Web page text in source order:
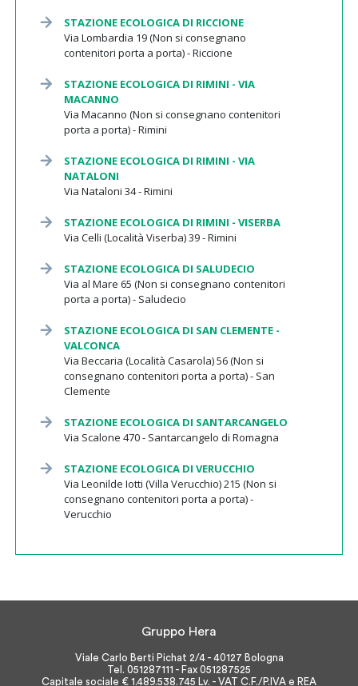
STAZIONE ECOLOGICA DI RICCIONE
Via Lombardia 19 (Non si consegnano
contenitori porta a porta) - Riccione
STAZIONE ECOLOGICA DI RIMINI - VIA
MACANNO
Via Macanno (Non si consegnano contenitori
porta a porta) - Rimini
STAZIONE ECOLOGICA DI RIMINI - VIA
NATALONI
Via Nataloni 34 - Rimini
STAZIONE ECOLOGICA DI RIMINI - VISERBA
Via Celli (Località Viserba) 39 - Rimini
STAZIONE ECOLOGICA DI SALUDECIO
Via al Mare 65 (Non si consegnano contenitori
porta a porta) - Saludecio
STAZIONE ECOLOGICA DI SAN CLEMENTE -
VALCONCA
Via Beccaria (Località Casarola) 56 (Non si
consegnano contenitori porta a porta) - San
Clemente
STAZIONE ECOLOGICA DI SANTARCANGELO
Via Scalone 470 - Santarcangelo di Romagna
STAZIONE ECOLOGICA DI VERUCCHIO
Via Leonilde Iotti (Villa Verucchio) 215 (Non si
consegnano contenitori porta a porta) -
Verucchio
Gruppo Hera
Viale Carlo Berti Pichat 2/4 - 40127 Bologna
Tel. 051287111 - Fax 051287525
Capitale sociale € 1.489.538.745 Lv. - VAT C.F./P.IVA e REA